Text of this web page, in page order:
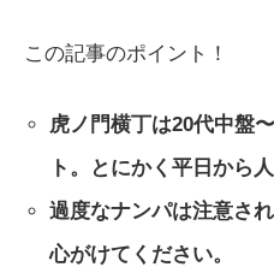
この記事のポイント！
虎ノ門横丁は20代中盤
ト。とにかく平日から人
過度なナンパは注意さ
心がけてください。